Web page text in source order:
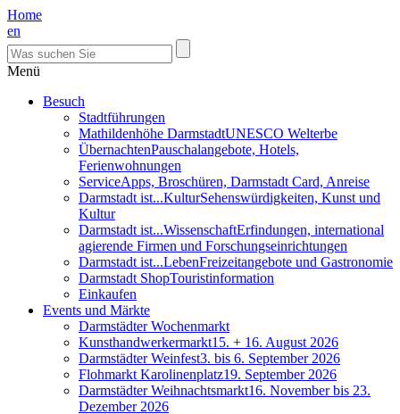
Home
en
Menü
Besuch
Stadtführungen
Mathildenhöhe DarmstadtUNESCO Welterbe
ÜbernachtenPauschalangebote, Hotels,
Ferienwohnungen
ServiceApps, Broschüren, Darmstadt Card, Anreise
Darmstadt ist...KulturSehenswürdigkeiten, Kunst und
Kultur
Darmstadt ist...WissenschaftErfindungen, international
agierende Firmen und Forschungseinrichtungen
Darmstadt ist...LebenFreizeitangebote und Gastronomie
Darmstadt ShopTouristinformation
Einkaufen
Events und Märkte
Darmstädter Wochenmarkt
Kunsthandwerkermarkt15. + 16. August 2026
Darmstädter Weinfest3. bis 6. September 2026
Flohmarkt Karolinenplatz19. September 2026
Darmstädter Weihnachtsmarkt16. November bis 23.
Dezember 2026